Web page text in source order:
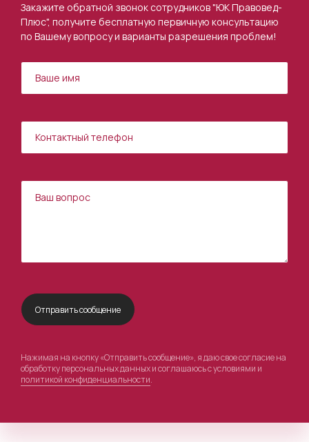
Закажите обратной звонок сотрудников "ЮК Правовед-
Плюс", получите бесплатную первичную консультацию
по Вашему вопросу и варианты разрешения проблем!
Нажимая на кнопку «Отправить сообщение», я даю свое согласие на
обработку персональных данных и соглашаюсь с условиями и
политикой конфиденциальности.